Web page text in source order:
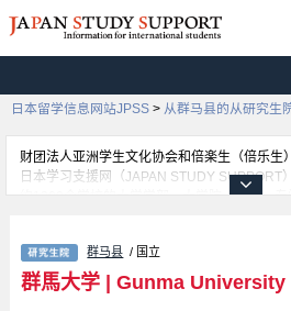
日本留学信息网站JPSS > 从群马县的从研究生
财团法人亚洲学生文化协会和倍楽生（倍乐生
日本学习支援网（JAPAN STUDY SUPPORT
约1300个学校的大学学部、大学院、短大、
Technology、Graduate School of Informatics
科等各研究科的不同信息。招收名额、合格人
联系方式等外国留学生必要的信息都登载于此
群马县 / 国立
群馬大学| Gunma University